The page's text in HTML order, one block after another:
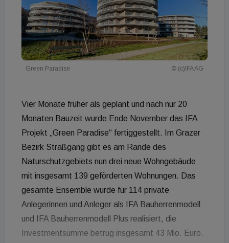
Green Paradise © (c)IFA AG
Vier Monate früher als geplant und nach nur 20
Monaten Bauzeit wurde Ende November das IFA
Projekt „Green Paradise“ fertiggestellt. Im Grazer
Bezirk Straßgang gibt es am Rande des
Naturschutzgebiets nun drei neue Wohngebäude
mit insgesamt 139 geförderten Wohnungen. Das
gesamte Ensemble wurde für 114 private
Anlegerinnen und Anleger als IFA Bauherrenmodell
und IFA Bauherrenmodell Plus realisiert, die
Investmentsumme betrug insgesamt 43 Mio. Euro.